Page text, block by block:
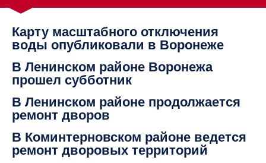
Карту масштабного отключения
воды опубликовали в Воронеже
В Ленинском районе Воронежа
прошел субботник
В Ленинском районе продолжается
ремонт дворов
В Коминтерновском районе ведется
ремонт дворовых территорий